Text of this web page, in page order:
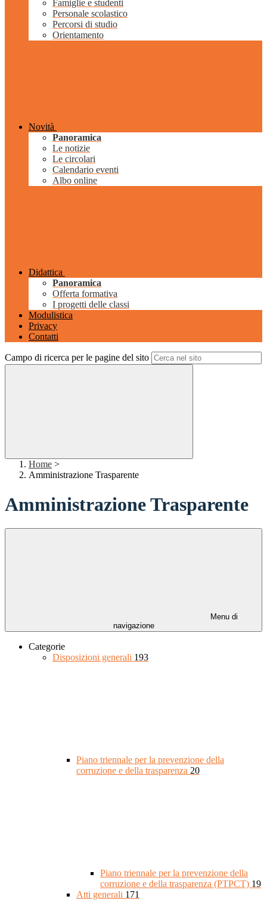
Famiglie e studenti
Personale scolastico
Percorsi di studio
Orientamento
Novità
Panoramica
Le notizie
Le circolari
Calendario eventi
Albo online
Didattica
Panoramica
Offerta formativa
I progetti delle classi
Modulistica
Privacy
Contatti
Campo di ricerca per le pagine del sito
Home >
Amministrazione Trasparente
Amministrazione Trasparente
Menu di
navigazione
Categorie
Disposizioni generali 193
Piano triennale per la prevenzione della
corruzione e della trasparenza 20
Piano triennale per la prevenzione della
corruzione e della trasparenza (PTPCT) 19
Atti generali 171